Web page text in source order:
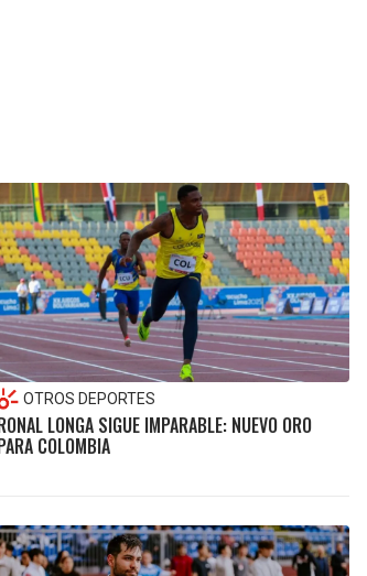
OTROS DEPORTES
LONGA SIGUE IMPARABLE: NUEVO ORO
COLOMBIA